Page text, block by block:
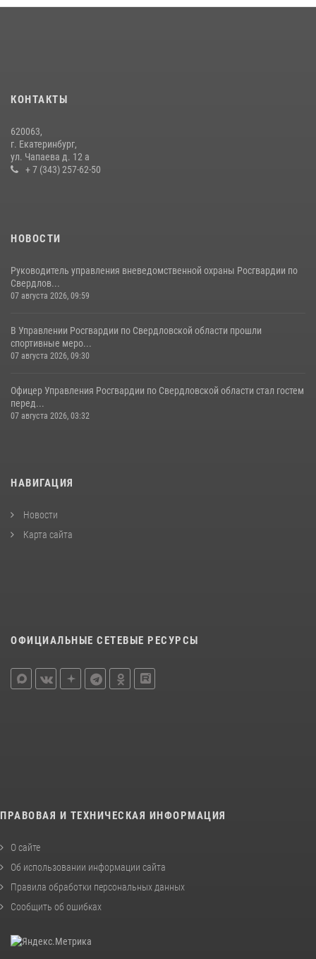
10 июля 2026, 12:35
специальное занятие
27 июля 2026, 12:37
КОНТАКТЫ
620063,
г. Екатеринбург,
ул. Чапаева д. 12 а
+ 7 (343) 257-62-50
НОВОСТИ
Руководитель управления вневедомственной охраны Росгвардии по
Свердлов...
07 августа 2026, 09:59
В Управлении Росгвардии по Свердловской области прошли
спортивные меро...
07 августа 2026, 09:30
Офицер Управления Росгвардии по Свердловской области стал гостем
перед...
07 августа 2026, 03:32
НАВИГАЦИЯ
Новости
Карта сайта
ОФИЦИАЛЬНЫЕ СЕТЕВЫЕ РЕСУРСЫ
ПРАВОВАЯ И ТЕХНИЧЕСКАЯ ИНФОРМАЦИЯ
О сайте
Об использовании информации сайта
Правила обработки персональных данных
Сообщить об ошибках